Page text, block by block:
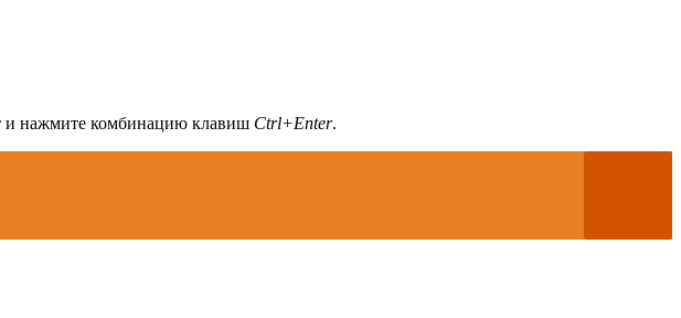
и нажмите комбинацию клавиш Ctrl+Enter.